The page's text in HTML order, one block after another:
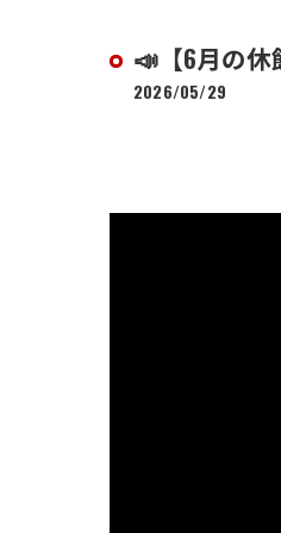
​📣【6月の休
2026/05/29